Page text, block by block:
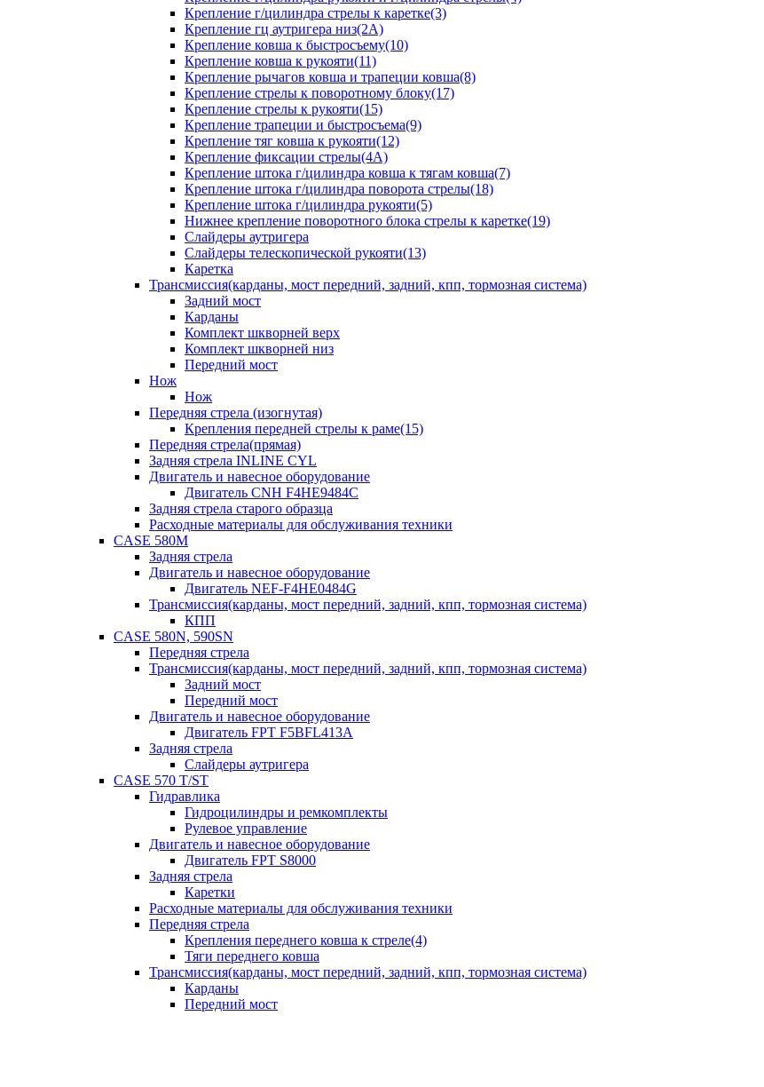
Крепление г/цилиндра стрелы к каретке(3)
Крепление гц аутригера низ(2А)
Крепление ковша к быстросъему(10)
Крепление ковша к рукояти(11)
Крепление рычагов ковша и трапеции ковша(8)
Крепление стрелы к поворотному блоку(17)
Крепление стрелы к рукояти(15)
Крепление трапеции и быстросъема(9)
Крепление тяг ковша к рукояти(12)
Крепление фиксации стрелы(4A)
Крепление штока г/цилиндра ковша к тягам ковша(7)
Крепление штока г/цилиндра поворота стрелы(18)
Крепление штока г/цилиндра рукояти(5)
Нижнее крепление поворотного блока стрелы к каретке(19)
Слайдеры аутригера
Слайдеры телескопической рукояти(13)
Каретка
Трансмиссия(карданы, мост передний, задний, кпп, тормозная система)
Задний мост
Карданы
Комплект шкворней верх
Комплект шкворней низ
Передний мост
Нож
Нож
Передняя стрела (изогнутая)
Крепления передней стрелы к раме(15)
Передняя стрела(прямая)
Задняя стрела INLINE CYL
Двигатель и навесное оборудование
Двигатель CNH F4HE9484C
Задняя стрела старого образца
Расходные материалы для обслуживания техники
CASE 580M
Задняя стрела
Двигатель и навесное оборудование
Двигатель NEF-F4HE0484G
Трансмиссия(карданы, мост передний, задний, кпп, тормозная система)
КПП
CASE 580N, 590SN
Передняя стрела
Трансмиссия(карданы, мост передний, задний, кпп, тормозная система)
Задний мост
Передний мост
Двигатель и навесное оборудование
Двигатель FPT F5BFL413A
Задняя стрела
Слайдеры аутригера
CASE 570 T/ST
Гидравлика
Гидроцилиндры и ремкомплекты
Рулевое управление
Двигатель и навесное оборудование
Двигатель FPT S8000
Задняя стрела
Каретки
Расходные материалы для обслуживания техники
Передняя стрела
Крепления переднего ковша к стреле(4)
Тяги переднего ковша
Трансмиссия(карданы, мост передний, задний, кпп, тормозная система)
Карданы
Передний мост